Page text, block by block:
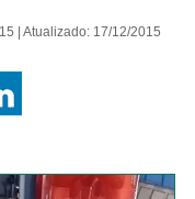
| Atualizado: 17/12/2015